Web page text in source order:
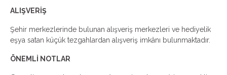
ALIŞVERİŞ
Şehir merkezlerinde bulunan alışveriş merkezleri ve hediyelik
eşya satan küçük tezgahlardan alışveriş imkânı bulunmaktadır.
ÖNEMLİ NOTLAR